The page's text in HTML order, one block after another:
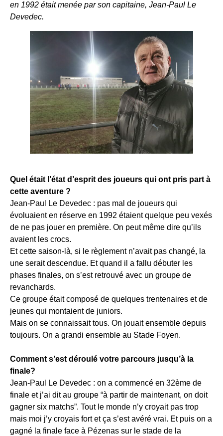
en 1992 était menée par son capitaine, Jean-Paul Le
Devedec.
Quel était l’état d’esprit des joueurs qui ont pris part à
cette aventure ?
Jean-Paul Le Devedec : pas mal de joueurs qui
évoluaient en réserve en 1992 étaient quelque peu vexés
de ne pas jouer en première. On peut même dire qu’ils
avaient les crocs.
Et cette saison-là, si le règlement n’avait pas changé, la
une serait descendue. Et quand il a fallu débuter les
phases finales, on s’est retrouvé avec un groupe de
revanchards.
Ce groupe était composé de quelques trentenaires et de
jeunes qui montaient de juniors.
Mais on se connaissait tous. On jouait ensemble depuis
toujours. On a grandi ensemble au Stade Foyen.
Comment s’est déroulé votre parcours jusqu’à la
finale?
Jean-Paul Le Devedec : on a commencé en 32ème de
finale et j’ai dit au groupe “à partir de maintenant, on doit
gagner six matchs”. Tout le monde n’y croyait pas trop
mais moi j’y croyais fort et ça s’est avéré vrai. Et puis on a
gagné la finale face à Pézenas sur le stade de la